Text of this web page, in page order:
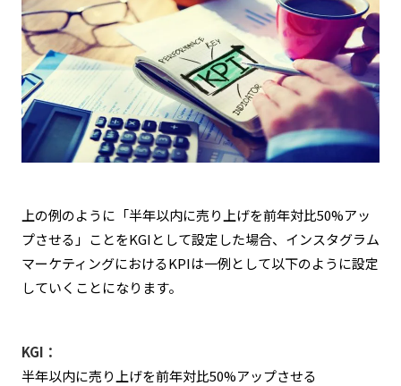
上の例のように「半年以内に売り上げを前年対比50%アッ
プさせる」ことをKGIとして設定した場合、インスタグラム
マーケティングにおけるKPIは一例として以下のように設定
していくことになります。
KGI：
半年以内に売り上げを前年対比50%アップさせる